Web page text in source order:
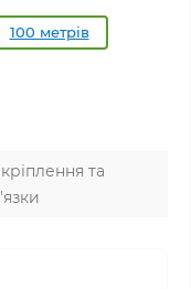
100 метрів
та